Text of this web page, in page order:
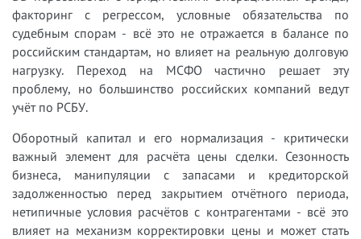
факторинг с регрессом, условные обязательства по
судебным спорам - всё это не отражается в балансе по
российским стандартам, но влияет на реальную долговую
нагрузку. Переход на МСФО частично решает эту
проблему, но большинство российских компаний ведут
учёт по РСБУ.
Оборотный капитал и его нормализация - критически
важный элемент для расчёта цены сделки. Сезонность
бизнеса, манипуляции с запасами и кредиторской
задолженностью перед закрытием отчётного периода,
нетипичные условия расчётов с контрагентами - всё это
влияет на механизм корректировки цены и может стать